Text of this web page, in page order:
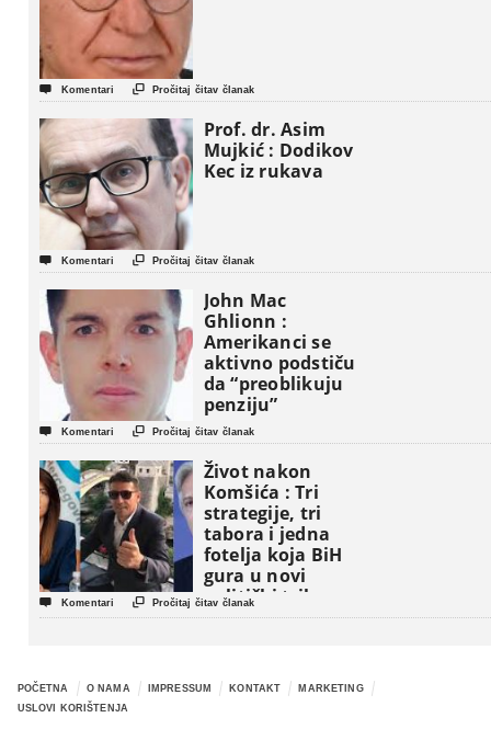
 Komentari  Pročitaj čitav članak
Prof. dr. Asim
Mujkić : Dodikov
Kec iz rukava
 Komentari  Pročitaj čitav članak
John Mac
Ghlionn :
Amerikanci se
aktivno podstiču
da “preoblikuju
penziju”
 Komentari  Pročitaj čitav članak
Život nakon
Komšića : Tri
strategije, tri
tabora i jedna
fotelja koja BiH
gura u novi
politički triler
 Komentari  Pročitaj čitav članak
POČETNA O NAMA IMPRESSUM KONTAKT
MARKETING
USLOVI KORIŠTENJA